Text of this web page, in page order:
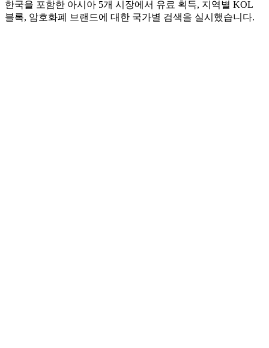
한국을 포함한 아시아 5개 시장에서 유료 획득, 지역별 KOL
블록, 암호화폐 브랜드에 대한 국가별 검색을 실시했습니다.